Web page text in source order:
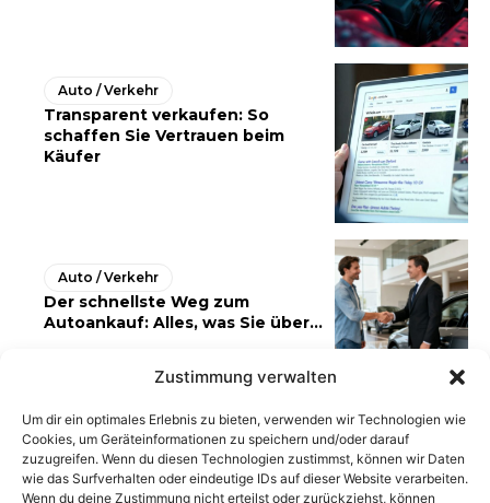
Zustimmung verwalten
Um dir ein optimales Erlebnis zu bieten, verwenden wir Technologien wie
Cookies, um Geräteinformationen zu speichern und/oder darauf
zuzugreifen. Wenn du diesen Technologien zustimmst, können wir Daten
wie das Surfverhalten oder eindeutige IDs auf dieser Website verarbeiten.
Wenn du deine Zustimmung nicht erteilst oder zurückziehst, können
Auto / Verkehr
Transparent verkaufen: So
schaffen Sie Vertrauen beim
Käufer
Auto / Verkehr
Der schnellste Weg zum
Autoankauf: Alles, was Sie über...